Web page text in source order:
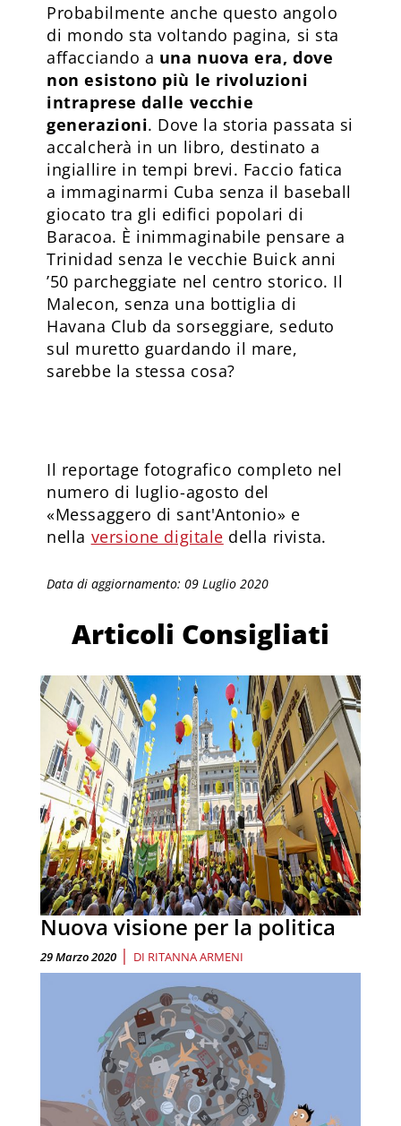
Probabilmente anche questo angolo
di mondo sta voltando pagina, si sta
affacciando a una nuova era, dove
non esistono più le rivoluzioni
intraprese dalle vecchie
generazioni. Dove la storia passata si
accalcherà in un libro, destinato a
ingiallire in tempi brevi. Faccio fatica
a immaginarmi Cuba senza il baseball
giocato tra gli edifici popolari di
Baracoa. È inimmaginabile pensare a
Trinidad senza le vecchie Buick anni
’50 parcheggiate nel centro storico. Il
Malecon, senza una bottiglia di
Havana Club da sorseggiare, seduto
sul muretto guardando il mare,
sarebbe la stessa cosa?
Il reportage fotografico completo nel
numero di luglio-agosto del
«Messaggero di sant'Antonio» e
nella versione digitale della rivista.
Data di aggiornamento: 09 Luglio 2020
Articoli Consigliati
Nuova visione per la politica
29 Marzo 2020 | DI RITANNA ARMENI